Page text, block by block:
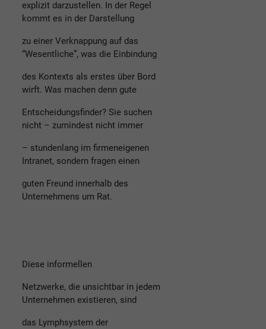
explizit darzustellen. In der Regel
kommt es in der Darstellung
zu einer Verknappung auf das
“Wesentliche”, was die Einbindung
des Kontexts als erstes über Bord
wirft. Was machen denn gute
Entscheidungsfinder? Sie suchen
nicht – zumindest nicht immer
– stundenlang im firmeneigenen
Intranet, sondern fragen einen
guten Freund innerhalb des
Unternehmens um Rat.
Diese informellen
Netzwerke, die unsichtbar in jedem
Unternehmen existieren, sind
das Lymphsystem der